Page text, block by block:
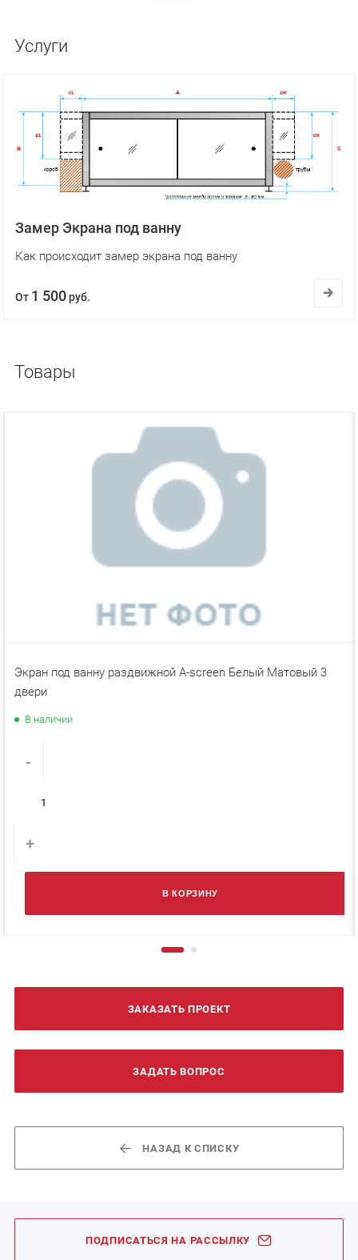
Услуги
Замер Экрана под ванну
Как происходит замер экрана под ванну
От 1 500руб.
Товары
Экран под ванну раздвижной A-screen Белый Матовый 3
двери
В наличии
-
+
В КОРЗИНУ
ЗАКАЗАТЬ ПРОЕКТ
ЗАДАТЬ ВОПРОС
НАЗАД К СПИСКУ
ПОДПИСАТЬСЯ НА РАССЫЛКУ